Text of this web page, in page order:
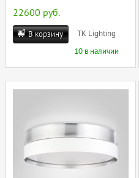
22600 руб.
В корзину
TK Lighting
10 в наличии